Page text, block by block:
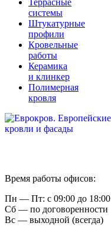
Террасные
системы
Штукатурные
профили
Кровельные
работы
Керамика
и клинкер
Полимерная
кровля
Время работы офисов:
Пн — Пт: с 09:00 до 18:00
Сб — по договоренности
Вс — выходной (всегда)